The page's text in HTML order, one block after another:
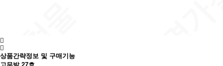
상품간략정보 및 구매기능